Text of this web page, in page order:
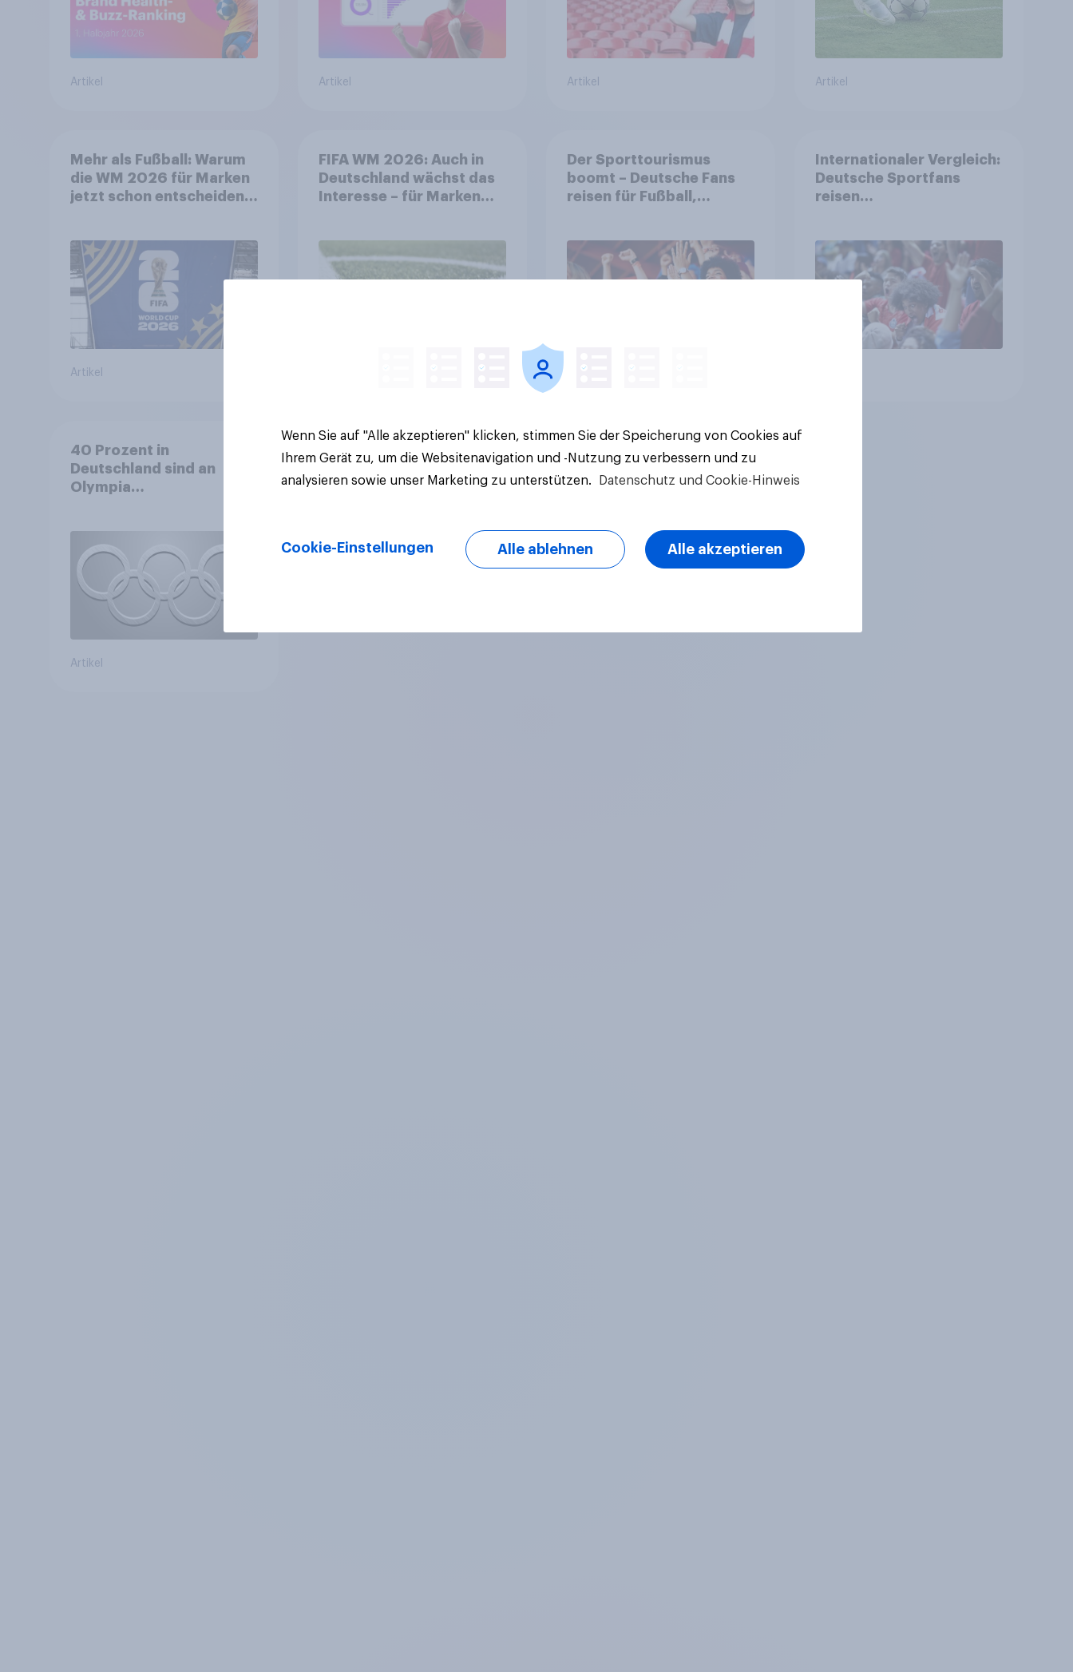
Artikel Artikel Artikel Artikel
Mehr als Fußball: Warum
die WM 2026 für Marken
jetzt schon entscheidend
Artikel
FIFA WM 2026: Auch in
Deutschland wächst das
Interesse – für Marken
Der Sporttourismus
boomt – Deutsche Fans
reisen für Fußball,
Internationaler Vergleich:
Deutsche Sportfans
reisen
Veranstaltungen
40 Prozent in
Deutschland sind an
Olympia
neuer
Ausrüstung+++Umsatz
rückläufig
Artikel
Wenn Sie auf "Alle akzeptieren" klicken, stimmen Sie der Speicherung von Cookies auf
Ihrem Gerät zu, um die Websitenavigation und -Nutzung zu verbessern und zu
analysieren sowie unser Marketing zu unterstützen.
Datenschutz und Cookie-Hinweis
Cookie-Einstellungen Alle ablehnen Alle akzeptieren